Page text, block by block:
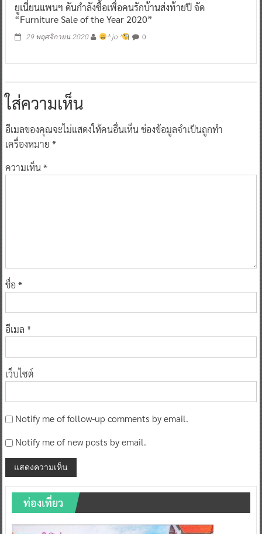
ยูเนี่ยนแพนฯ ดันกำลังซื้อเพื่อคนรักบ้านส่งท้ายปี จัด
“Furniture Sale of the Year 2020”
29 พฤศจิกายน 2020 ^ jo ^ 0
ใส่ความเห็น
อีเมลของคุณจะไม่แสดงให้คนอื่นเห็นช่องข้อมูลจำเป็นถูกทำ
เครื่องหมาย *
ความเห็น*
ชื่อ *
อีเมล *
เว็บไซต์
Notify me of follow-up comments by email.
Notify me of new posts by email.
ท่องเที่ยว